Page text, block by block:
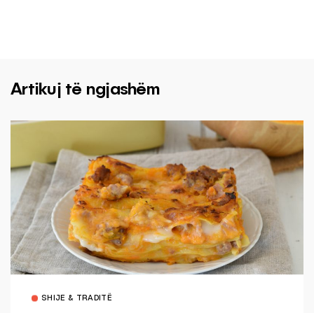
Artikuj të ngjashëm
SHIJE & TRADITË